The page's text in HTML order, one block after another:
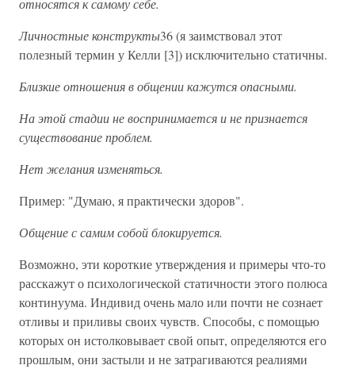
относятся к самому себе.
Личностные конструкты36 (я заимствовал этот
полезный термин у Келли [3]) исключительно статичны.
Близкие отношения в общении кажутся опасными.
На этой стадии не воспринимается и не признается
существование проблем.
Нет желания изменяться.
Пример: "Думаю, я практически здоров".
Общение с самим собой блокируется.
Возможно, эти короткие утверждения и примеры что-то
расскажут о психологической статичности этого полюса
континуума. Индивид очень мало или почти не сознает
отливы и приливы своих чувств. Способы, с помощью
которых он истолковывает свой опыт, определяются его
прошлым, они застыли и не затрагиваются реалиями